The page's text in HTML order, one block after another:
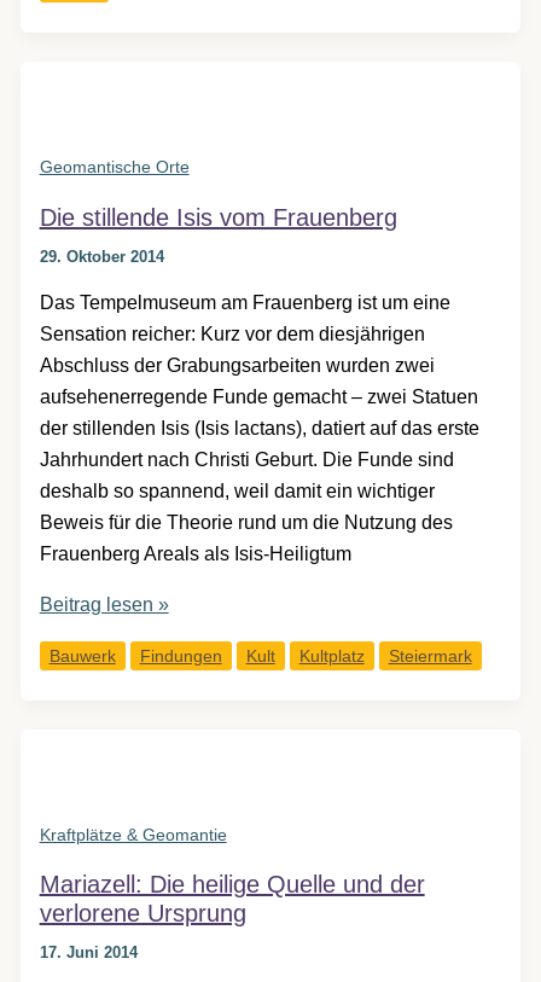
Geomantische Orte
Die stillende Isis vom Frauenberg
29. Oktober 2014
Das Tempelmuseum am Frauenberg ist um eine
Sensation reicher: Kurz vor dem diesjährigen
Abschluss der Grabungsarbeiten wurden zwei
aufsehenerregende Funde gemacht – zwei Statuen
der stillenden Isis (Isis lactans), datiert auf das erste
Jahrhundert nach Christi Geburt. Die Funde sind
deshalb so spannend, weil damit ein wichtiger
Beweis für die Theorie rund um die Nutzung des
Frauenberg Areals als Isis-Heiligtum
Die
Isis
Beitrag lesen »
Bauwerk Findungen Kult Kultplatz Steiermark
Kraftplätze & Geomantie
Mariazell: Die heilige Quelle und der
verlorene Ursprung
17. Juni 2014